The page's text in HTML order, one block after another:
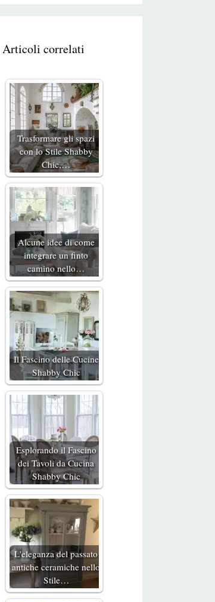
Articoli correlati
Trasformare gli spazi
con lo Stile Shabby
Chic,…
Alcune idee di come
integrare un finto
camino nello…
Il Fascino delle Cucine
Shabby Chic
Esplorando il Fascino
dei Tavoli da Cucina
Shabby Chic
L'eleganza del passato
antiche ceramiche nello
Stile…